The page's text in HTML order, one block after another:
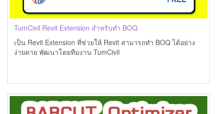
TumCivil Revit Extension สำหรับทำ BOQ
เป็น Revit Extension ที่ช่วยให้ Revit สามารถทำ BOQ ได้อย่าง
ง่ายดาย พัฒนาโดยทีมงาน TumCivil